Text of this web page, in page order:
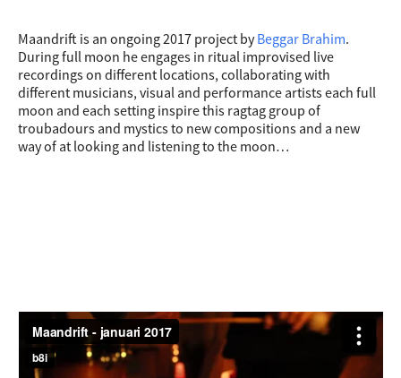
Maandrift is an ongoing 2017 project byBeggar Brahim.
During full moon he engages in ritual improvised live
recordings on different locations, collaborating with
different musicians, visual and performance artists each full
moon and each setting inspire this ragtag group of
troubadours and mystics to new compositions and a new
way of at looking and listening to the moon…